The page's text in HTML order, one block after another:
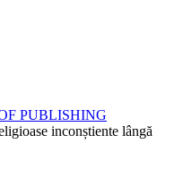
PUBLISHING
inconștiente lângă